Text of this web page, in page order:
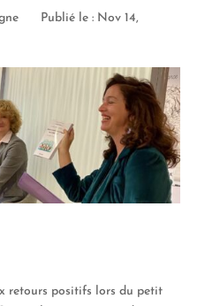
Publié le : Nov 14,
retours positifs lors du petit